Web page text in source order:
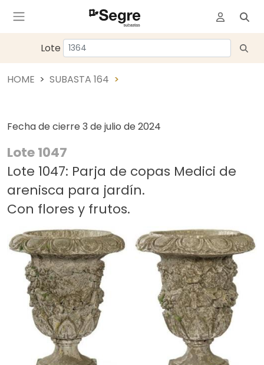
Lote
HOME SUBASTA 164
Fecha de cierre 3 de julio de 2024
Lote 1047
Lote 1047: Parja de copas Medici de
arenisca para jardín.
Con flores y frutos.